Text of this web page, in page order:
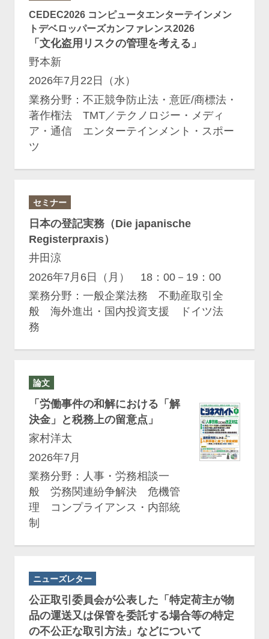
CEDEC2026 コンピュータエンターテインメン
トデベロッパーズカンファレンス2026
「文化盗用リスクの管理を考える」
野本新
2026年7月22日（水）
業務分野：不正競争防止法・意匠/商標法・
著作権法 TMT／テクノロジー・メディ
ア・通信 エンターテインメント・スポー
ツ
セミナー
日本の登記実務（Die japanische
Registerpraxis）
井田涼
2026年7月6日（月） 18：00－19：00
業務分野：一般企業法務 不動産取引全
般 海外進出・国内投資支援 ドイツ法
務
論文
「労働事件の和解における「解
決金」と税務上の留意点」
家村洋太
2026年7月
業務分野：人事・労務相談一
般 労務関連紛争解決 危機管
理 コンプライアンス・内部統
制
ニューズレター
公正取引委員会が公表した「⁠特定荷主が物
品の運送又は保管を委託する場合等の特定
の不公正な取引方法⁠」などについて